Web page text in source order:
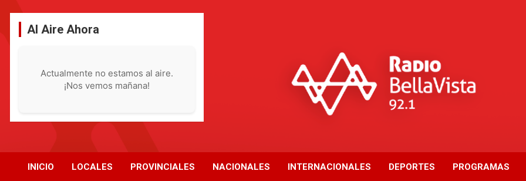
contenidoAl Aire Ahora
Actualmente no estamos al aire.
¡Nos vemos mañana!
INICIO LOCALES PROVINCIALES NACIONALES INTERNACIONALES DEPORTES PROGRAMAS